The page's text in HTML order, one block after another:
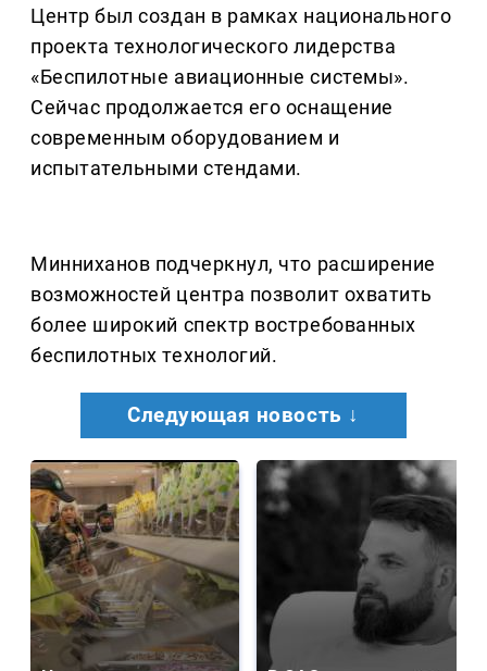
Центр был создан в рамках национального
проекта технологического лидерства
«Беспилотные авиационные системы».
Сейчас продолжается его оснащение
современным оборудованием и
испытательными стендами.
Минниханов подчеркнул, что расширение
возможностей центра позволит охватить
более широкий спектр востребованных
беспилотных технологий.
Следующая новость ↓